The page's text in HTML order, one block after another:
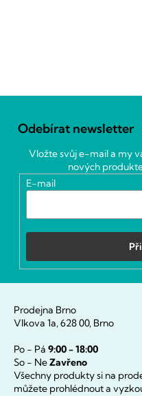
Odebírat newsletter
Vložte svůj e-mail a my
nových
E-mail
Prodejna Brno
Vlkova 1a, 628 00, Brno
Po - Pá 9:00 - 18:00
So - NeZavřeno
Všechny produkty si na
můžete prohlédnout a